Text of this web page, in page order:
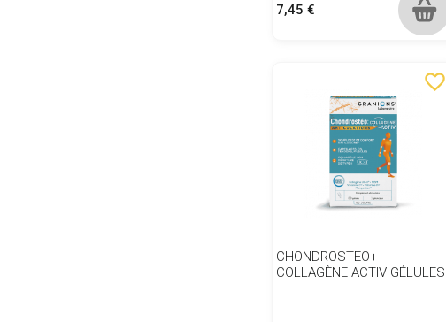
Prix
7,45 €
favorite_border
CHONDROSTEO+
COLLAGÈNE ACTIV GÉLULES